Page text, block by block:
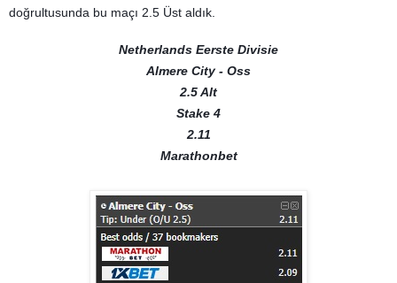
doğrultusunda bu maçı 2.5 Üst aldık.
Netherlands Eerste Divisie
Almere City - Oss
2.5 Alt
Stake 4
2.11
Marathonbet